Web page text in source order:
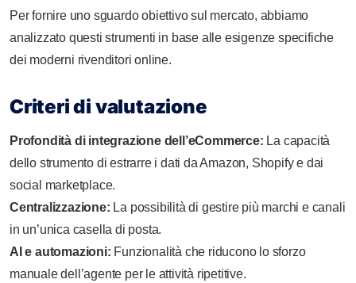
Per fornire uno sguardo obiettivo sul mercato, abbiamo
analizzato questi strumenti in base alle esigenze specifiche
dei moderni rivenditori online.
Criteri di valutazione
Profondità di integrazione dell’eCommerce: La capacità
dello strumento di estrarre i dati da Amazon, Shopify e dai
social marketplace.
Centralizzazione: La possibilità di gestire più marchi e canali
in un’unica casella di posta.
AI e automazioni: Funzionalità che riducono lo sforzo
manuale dell’agente per le attività ripetitive.